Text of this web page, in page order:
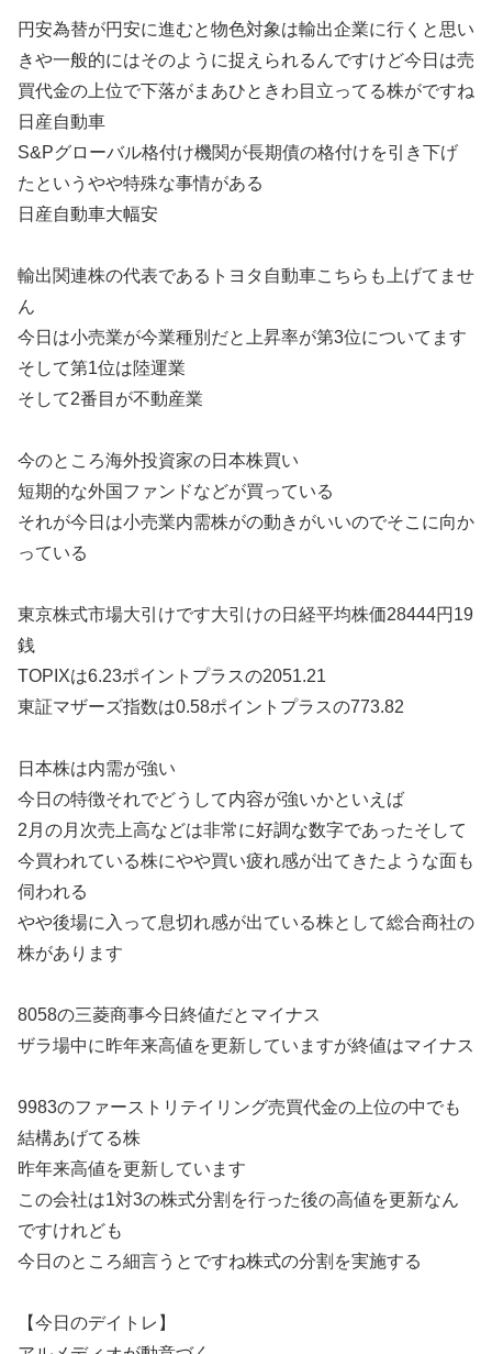
円安為替が円安に進むと物色対象は輸出企業に行くと思い
きや一般的にはそのように捉えられるんですけど今日は売
買代金の上位で下落がまあひときわ目立ってる株がですね
日産自動車
S&Pグローバル格付け機関が長期債の格付けを引き下げ
たというやや特殊な事情がある
日産自動車大幅安
輸出関連株の代表であるトヨタ自動車こちらも上げてませ
ん
今日は小売業が今業種別だと上昇率が第3位についてます
そして第1位は陸運業
そして2番目が不動産業
今のところ海外投資家の日本株買い
短期的な外国ファンドなどが買っている
それが今日は小売業内需株がの動きがいいのでそこに向か
っている
東京株式市場大引けです大引けの日経平均株価28444円19
銭
TOPIXは6.23ポイントプラスの2051.21
東証マザーズ指数は0.58ポイントプラスの773.82
日本株は内需が強い
今日の特徴それでどうして内容が強いかといえば
2月の月次売上高などは非常に好調な数字であったそして
今買われている株にやや買い疲れ感が出てきたような面も
伺われる
やや後場に入って息切れ感が出ている株として総合商社の
株があります
8058の三菱商事今日終値だとマイナス
ザラ場中に昨年来高値を更新していますが終値はマイナス
9983のファーストリテイリング売買代金の上位の中でも
結構あげてる株
昨年来高値を更新しています
この会社は1対3の株式分割を行った後の高値を更新なん
ですけれども
今日のところ細言うとですね株式の分割を実施する
【今日のデイトレ】